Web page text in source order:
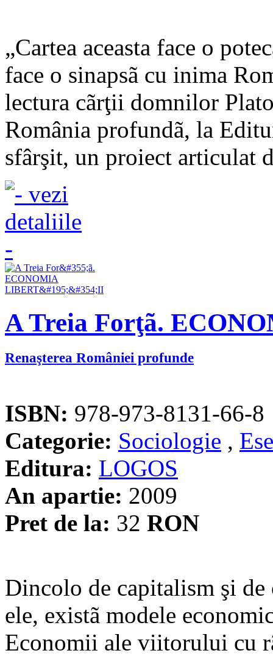
„Cartea aceasta face o
face o sinapsã cu inima
lectura cãrţii domnilor
România profundã, la
sfârşit, un proiect articulat
A Treia Forţã.
Renaşterea României profunde
ISBN: 978-973-8131-66-8
Categorie: Sociologie ,
Editura: LOGOS
An apartie: 2009
Pret de la: 32 RON
Dincolo de capitalism şi
ele, existã modele
Economii ale viitorului cu